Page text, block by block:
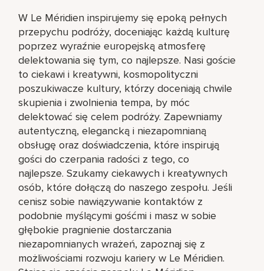
W Le Méridien inspirujemy się epoką pełnych
przepychu podróży, doceniając każdą kulturę
poprzez wyraźnie europejską atmosferę
delektowania się tym, co najlepsze. Nasi goście
to ciekawi i kreatywni, kosmopolityczni
poszukiwacze kultury, którzy doceniają chwile
skupienia i zwolnienia tempa, by móc
delektować się celem podróży. Zapewniamy
autentyczną, elegancką i niezapomnianą
obsługę oraz doświadczenia, które inspirują
gości do czerpania radości z tego, co
najlepsze. Szukamy ciekawych i kreatywnych
osób, które dołączą do naszego zespołu. Jeśli
cenisz sobie nawiązywanie kontaktów z
podobnie myślącymi gośćmi i masz w sobie
głębokie pragnienie dostarczania
niezapomnianych wrażeń, zapoznaj się z
możliwościami rozwoju kariery w Le Méridien.